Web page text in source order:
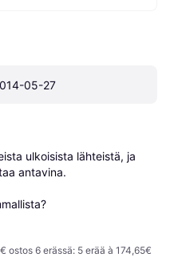
05-27
ulkoisista lähteistä, ja
antavina.
ostos 6 erässä: 5 erää à 174,65€